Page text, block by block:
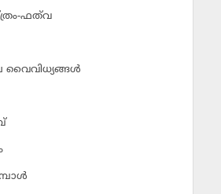
ഫത്‌വ
വൈവിധ്യങ്ങള്‍